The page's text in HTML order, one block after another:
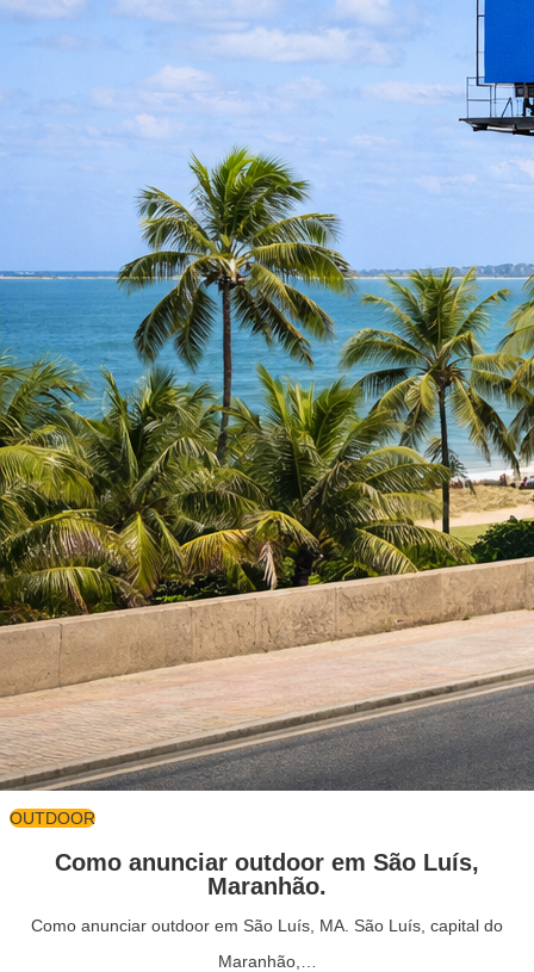
OUTDOOR
Como anunciar outdoor em São Luís,
Maranhão.
Como anunciar outdoor em São Luís, MA. São Luís, capital do
Maranhão,…